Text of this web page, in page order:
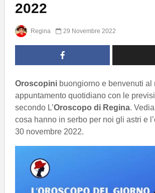
2022
Regina 29 Novembre 2022
Oroscopini buongiorno e benvenuti al
appuntamento quotidiano con le
secondo L’Oroscopo di Regina.
cosa hanno in serbo per noi gli astri e
30 novembre 2022.